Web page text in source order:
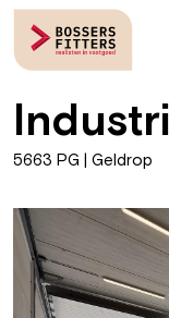
5663 PG | Geldrop